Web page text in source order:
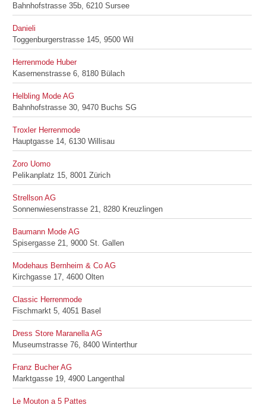
Bahnhofstrasse 35b, 6210 Sursee
Danieli
Toggenburgerstrasse 145, 9500 Wil
Herrenmode Huber
Kasernenstrasse 6, 8180 Bülach
Helbling Mode AG
Bahnhofstrasse 30, 9470 Buchs SG
Troxler Herrenmode
Hauptgasse 14, 6130 Willisau
Zoro Uomo
Pelikanplatz 15, 8001 Zürich
Strellson AG
Sonnenwiesenstrasse 21, 8280 Kreuzlingen
Baumann Mode AG
Spisergasse 21, 9000 St. Gallen
Modehaus Bernheim & Co AG
Kirchgasse 17, 4600 Olten
Classic Herrenmode
Fischmarkt 5, 4051 Basel
Dress Store Maranella AG
Museumstrasse 76, 8400 Winterthur
Franz Bucher AG
Marktgasse 19, 4900 Langenthal
Le Mouton a 5 Pattes